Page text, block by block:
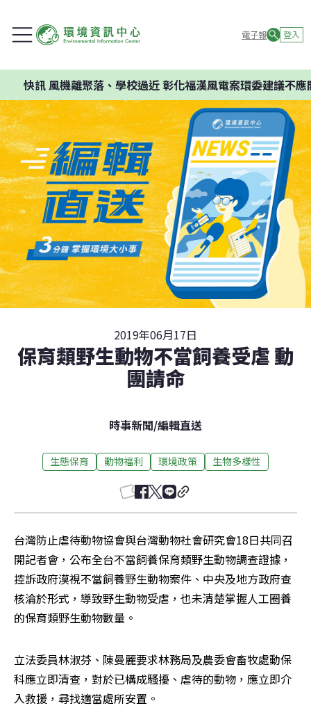
電子報 登入
離聚落、學校過近 彰化福漢風電案環委建議不應開發
2019年06月17日
保育類野生動物不當飼養受虐 動
團請命
時事新聞/編輯直送
生態保育 動物福利 環境政策 生物多樣性
台灣防止虐待動物協會與台灣動物社會研究會18日共同召
開記者會，公布全台不當飼養保育類野生動物調查證據，
控訴政府漠視不當飼養野生動物案件、中央及地方政府查
核淪於形式，導致野生動物受虐，也未清楚掌握人工圈養
的保育類野生動物數量。
立法委員林淑芬、陳曼麗要求林務局及農委會畜牧處動保
科應立即清查，對於已構成騷擾、虐待的動物，應立即介
入救援，尋找適當處所安置。